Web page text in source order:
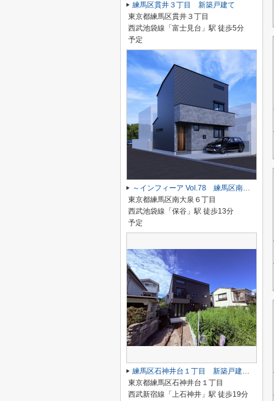
練馬区貫井３丁目 新築戸建て
東京都練馬区貫井３丁目
西武池袋線「富士見台」駅 徒歩5分
予定
～インフィーア Vol.78 練馬区南大泉６丁目 ブランド新築戸建て～
東京都練馬区南大泉６丁目
西武池袋線「保谷」駅 徒歩13分
予定
練馬区石神井台１丁目 新築戸建て A号棟
東京都練馬区石神井台１丁目
西武新宿線「上石神井」駅 徒歩19分